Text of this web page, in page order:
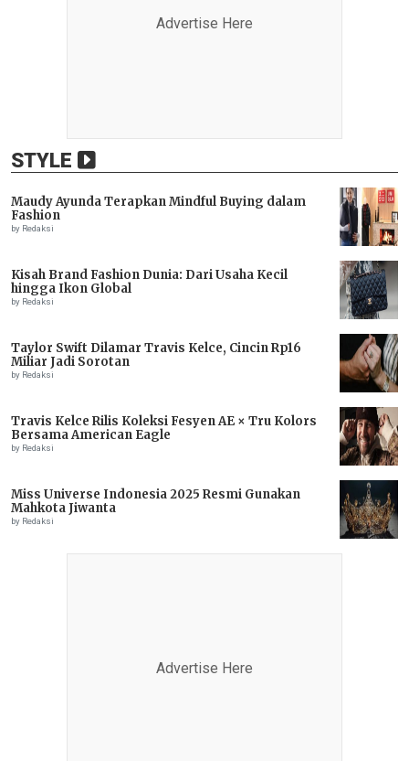
Advertise Here
STYLE
Maudy Ayunda Terapkan Mindful Buying dalam
Fashion
by Redaksi
Kisah Brand Fashion Dunia: Dari Usaha Kecil
hingga Ikon Global
by Redaksi
Taylor Swift Dilamar Travis Kelce, Cincin Rp16
Miliar Jadi Sorotan
by Redaksi
Travis Kelce Rilis Koleksi Fesyen AE × Tru Kolors
Bersama American Eagle
by Redaksi
Miss Universe Indonesia 2025 Resmi Gunakan
Mahkota Jiwanta
by Redaksi
Advertise Here